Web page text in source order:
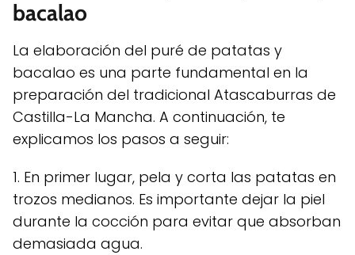
bacalao
La elaboración del puré de patatas y
bacalao es una parte fundamental en la
preparación del tradicional Atascaburras de
Castilla-La Mancha. A continuación, te
explicamos los pasos a seguir:
1. En primer lugar, pela y corta las patatas en
trozos medianos. Es importante dejar la piel
durante la cocción para evitar que absorban
demasiada agua.